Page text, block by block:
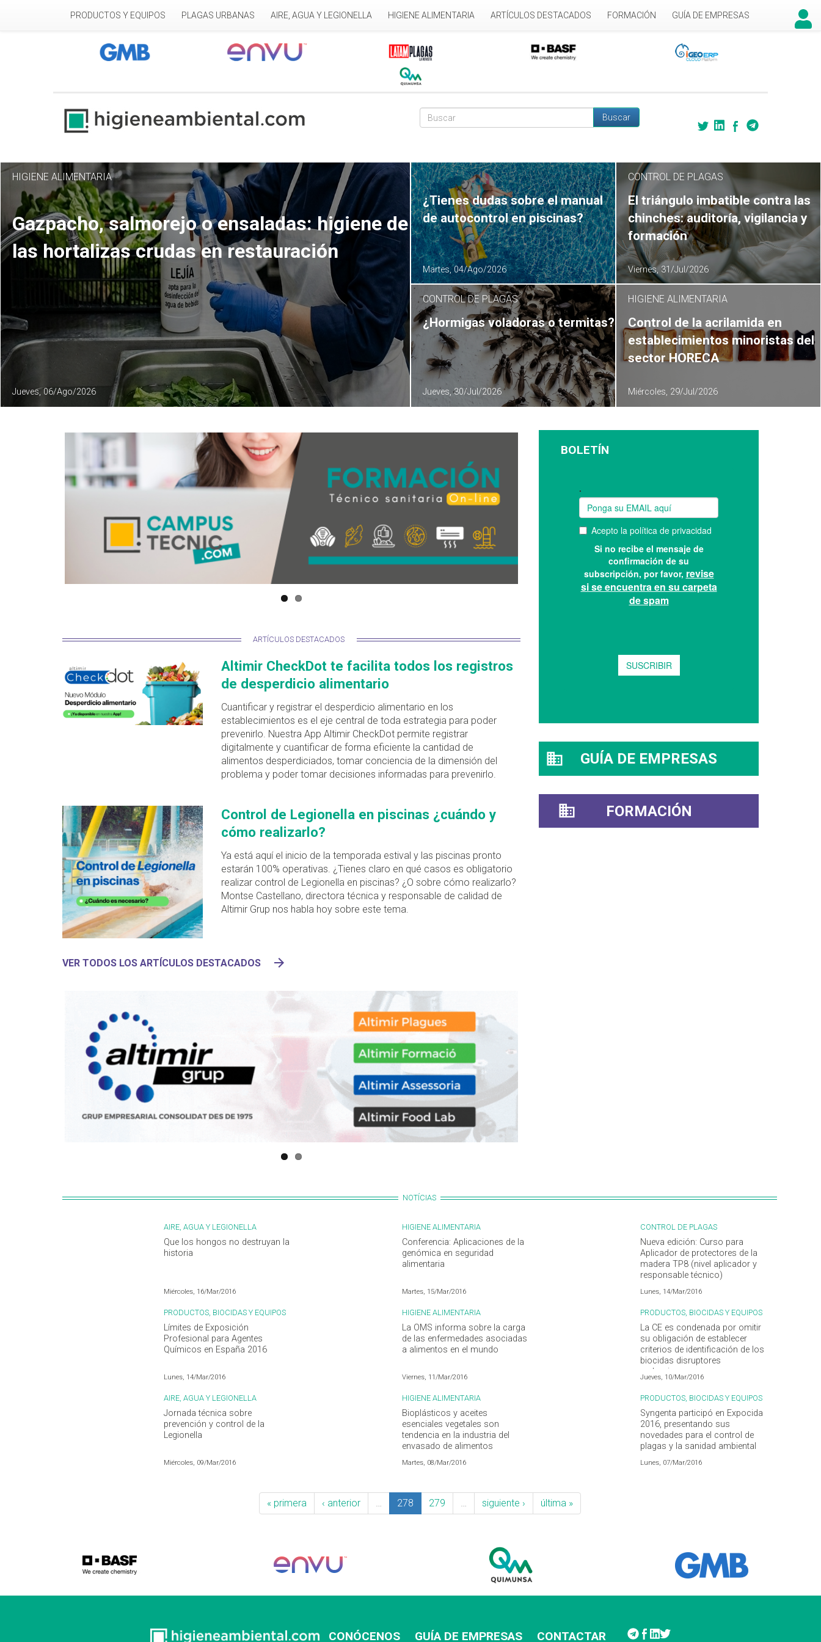
PRODUCTOS Y EQUIPOS PLAGAS URBANAS AIRE, AGUA Y LEGIONELLA HIGIENE ALIMENTARIA ARTÍCULOS DESTACADOS FORMACIÓN GUÍA DE EMPRESAS
Formulario de búsqueda
Buscar
HIGIENE ALIMENTARIA
Gazpacho, salmorejo o ensaladas: higiene de
las hortalizas crudas en restauración
Jueves, 06/Ago/2026
¿Tienes dudas sobre el manual
de autocontrol en piscinas?
Martes, 04/Ago/2026
CONTROL DE PLAGAS
El triángulo imbatible contra las
chinches: auditoría, vigilancia y
formación
Viernes, 31/Jul/2026
CONTROL DE PLAGAS
¿Hormigas voladoras o termitas?
Jueves, 30/Jul/2026
HIGIENE ALIMENTARIA
Control de la acrilamida en
establecimientos minoristas del
sector HORECA
Miércoles, 29/Jul/2026
ARTÍCULOS DESTACADOS
Altimir CheckDot te facilita todos los registros
de desperdicio alimentario
Cuantificar y registrar el desperdicio alimentario en los
establecimientos es el eje central de toda estrategia para poder
prevenirlo. Nuestra App Altimir CheckDot permite registrar
digitalmente y cuantificar de forma eficiente la cantidad de
alimentos desperdiciados, tomar conciencia de la dimensión del
problema y poder tomar decisiones informadas para prevenirlo.
Control de Legionella en piscinas ¿cuándo y
cómo realizarlo?
Ya está aquí el inicio de la temporada estival y las piscinas pronto
estarán 100% operativas. ¿Tienes claro en qué casos es obligatorio
realizar control de Legionella en piscinas? ¿O sobre cómo realizarlo?
Montse Castellano, directora técnica y responsable de calidad de
Altimir Grup nos habla hoy sobre este tema.
VER TODOS LOS ARTÍCULOS DESTACADOS
NOTÍCIAS
AIRE, AGUA Y LEGIONELLA
Que los hongos no destruyan la
historia
Miércoles, 16/Mar/2016
HIGIENE ALIMENTARIA
Conferencia: Aplicaciones de la
genómica en seguridad
alimentaria
Martes, 15/Mar/2016
CONTROL DE PLAGAS
Nueva edición: Curso para
Aplicador de protectores de la
madera TP8 (nivel aplicador y
responsable técnico)
Lunes, 14/Mar/2016
PRODUCTOS, BIOCIDAS Y EQUIPOS
Límites de Exposición
Profesional para Agentes
Químicos en España 2016
Lunes, 14/Mar/2016
HIGIENE ALIMENTARIA
La OMS informa sobre la carga
de las enfermedades asociadas
a alimentos en el mundo
Viernes, 11/Mar/2016
PRODUCTOS, BIOCIDAS Y EQUIPOS
La CE es condenada por omitir
su obligación de establecer
criterios de identificación de los
biocidas disruptores
endocrinos
Jueves, 10/Mar/2016
AIRE, AGUA Y LEGIONELLA
Jornada técnica sobre
prevención y control de la
Legionella
Miércoles, 09/Mar/2016
HIGIENE ALIMENTARIA
Bioplásticos y aceites
esenciales vegetales son
tendencia en la industria del
envasado de alimentos
Martes, 08/Mar/2016
PRODUCTOS, BIOCIDAS Y EQUIPOS
Syngenta participó en Expocida
2016, presentando sus
novedades para el control de
plagas y la sanidad ambiental
Lunes, 07/Mar/2016
« primera ‹ anterior 278 279 siguiente › última »
BOLETÍN
GUÍA DE EMPRESAS
FORMACIÓN
CONÓCENOS GUÍA DE EMPRESAS CONTACTAR